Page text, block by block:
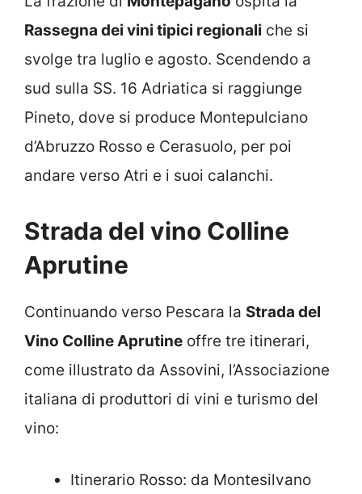
Rassegna dei vini tipici regionali che si
svolge tra luglio e agosto. Scendendo a
sud sulla SS. 16 Adriatica si raggiunge
Pineto, dove si produce Montepulciano
d’Abruzzo Rosso e Cerasuolo, per poi
andare verso Atri e i suoi calanchi.
Strada del vino Colline
Aprutine
Continuando verso Pescara la Strada del
Vino Colline Aprutine offre tre itinerari,
come illustrato da Assovini, l’Associazione
italiana di produttori di vini e turismo del
vino:
Itinerario Rosso: da Montesilvano